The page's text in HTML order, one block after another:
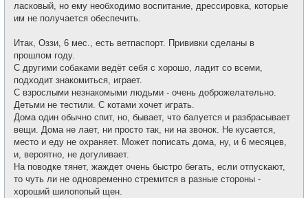
ласковый, но ему необходимо воспитание, дрессировка, которые
им не получается обеспечить.
Итак, Оззи, 6 мес., есть ветпаспорт. Прививки сделаны в
прошлом году.
С другими собаками ведёт себя с хорошо, ладит со всеми,
подходит знакомиться, играет.
С взрослыми незнакомыми людьми - очень доброжелательно.
Детьми не тестили. С котами хочет играть.
Дома один обычно спит, но, бывает, что балуется и разбрасывает
вещи. Дома не лает, ни просто так, ни на звонок. Не кусается,
место и еду не охраняет. Может пописать дома, ну, и 6 месяцев,
и, вероятно, не догуливает.
На поводке тянет, жаждет очень быстро бегать, если отпускают,
то чуть ли не одновременно стремится в разные стороны -
хороший шилопопый щен.